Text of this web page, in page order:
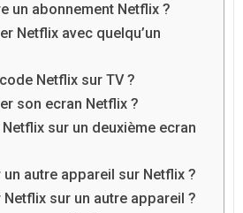
un abonnement Netflix ?
Netflix avec quelqu’un
Netflix sur TV ?
son ecran Netflix ?
sur un deuxième ecran
autre appareil sur Netflix ?
sur un autre appareil ?